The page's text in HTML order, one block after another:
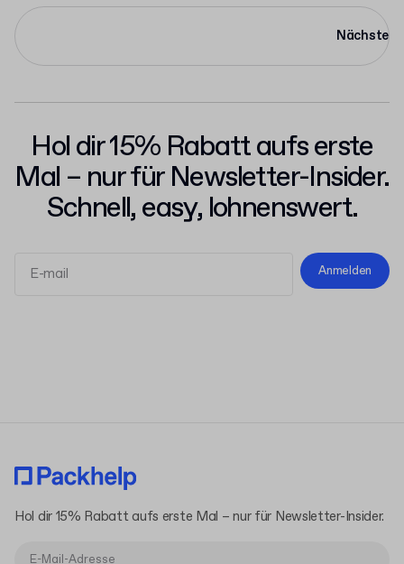
Nächste
Hol dir 15% Rabatt aufs erste
Mal – nur für Newsletter-Insider.
Schnell, easy, lohnenswert.
Anmelden
Hol dir 15% Rabatt aufs erste Mal – nur für Newsletter-Insider.